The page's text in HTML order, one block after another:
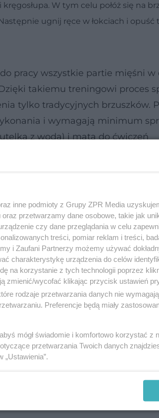
W tym celu połóż się na
ugnij ręce w łokciach i opuść
pracy wszystkie partie mięśni w
takiemu treningowi proces
tylko tradycyjnych brzuszków.
i wymagają minimum
z wodą) i mata do ćwiczeń
przez 30 sekund, po czym robimy
powtarzamy 3-krotnie.
inne podmioty z Grupy ZPR Media
przetwarzamy dane osobowe, takie jak
czy dane przeglądania w celu
treści, pomiar reklam i treści,
i Zaufani Partnerzy możemy używać
charakterystykę urządzenia do celów
na korzystanie z tych technologii poprzez
zmienić/wycofać klikając przycisk ustawień
rodzaje przetwarzania danych nie
Preferencje będą miały
mógł świadomie i komfortowo korzystać z
przetwarzania Twoich danych
„Ustawienia”.